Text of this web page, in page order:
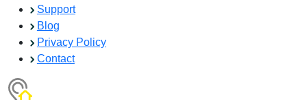
Support
Blog
Privacy Policy
Contact